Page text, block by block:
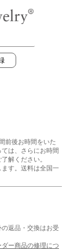
前後お時間をいた
は、さらにお時間
解ください。
ます。送料は全国一
の返品・交換はお受
ダー商品の修理につ